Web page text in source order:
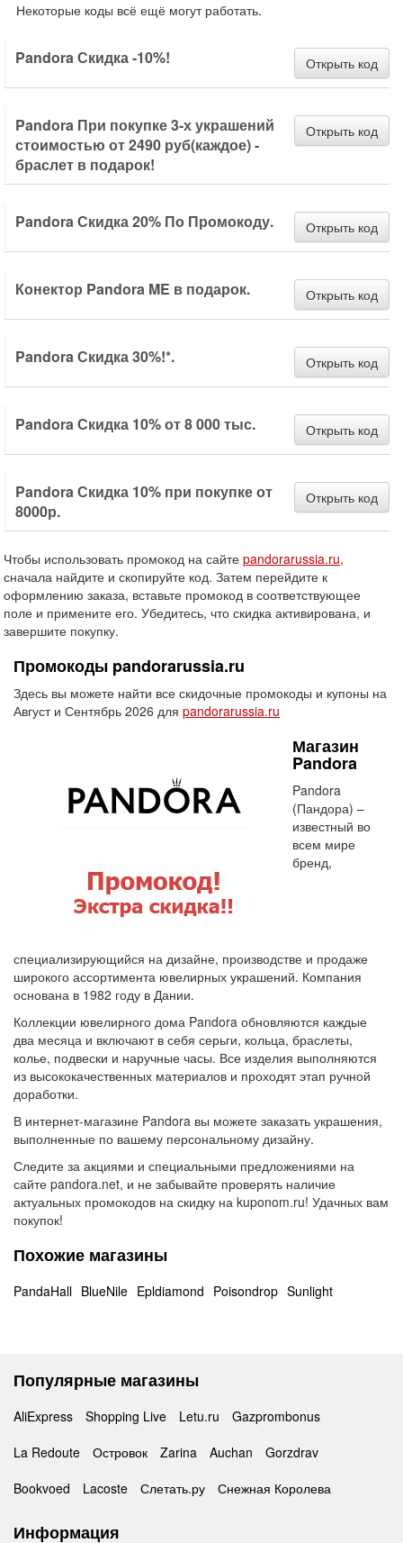
Некоторые коды всё ещё могут работать.
Pandora Скидка -10%! Открыть код
Pandora При покупке 3-х украшений
стоимостью от 2490 руб(каждое) -
браслет в подарок!
Открыть код
Pandora Скидка 20% По Промокоду. Открыть код
Конектор Pandora ME в подарок. Открыть код
Pandora Скидка 30%!*. Открыть код
Pandora Скидка 10% от 8 000 тыс. Открыть код
Pandora Скидка 10% при покупке от
8000р.
Открыть код
Чтобы использовать промокод на сайте pandorarussia.ru,
сначала найдите и скопируйте код. Затем перейдите к
оформлению заказа, вставьте промокод в соответствующее
поле и примените его. Убедитесь, что скидка активирована, и
завершите покупку.
Промокоды pandorarussia.ru
Здесь вы можете найти все скидочные промокоды и купоны на
Август и Сентябрь 2026 для pandorarussia.ru
Магазин
Pandora
Pandora
(Пандора) –
известный во
всем мире
бренд,
специализирующийся на дизайне, производстве и продаже
широкого ассортимента ювелирных украшений. Компания
основана в 1982 году в Дании.
Коллекции ювелирного дома Pandora обновляются каждые
два месяца и включают в себя серьги, кольца, браслеты,
колье, подвески и наручные часы. Все изделия выполняются
из высококачественных материалов и проходят этап ручной
доработки.
В интернет-магазине Pandora вы можете заказать украшения,
выполненные по вашему персональному дизайну.
Следите за акциями и специальными предложениями на
сайте pandora.net, и не забывайте проверять наличие
актуальных промокодов на скидку на kuponom.ru! Удачных вам
покупок!
Похожие магазины
PandaHall BlueNile Epldiamond Poisondrop Sunlight
Популярные магазины
AliExpress Shopping Live Letu.ru
Gazprombonus
La Redoute
Островок Zarina Auchan
Gorzdrav
Bookvoed
Lacoste Слетать.ру Снежная Королева
Информация